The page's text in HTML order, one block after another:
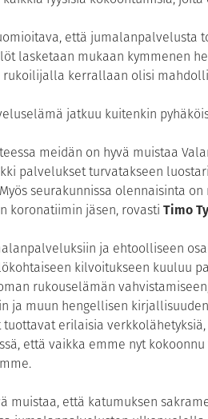
että jumalanpalvelusta
lasketaan mukaan kymmenen
kerrallaan olisi
jatkuu kuitenkin
meidän on hyvä muistaa
palvelukset turvatakseen
seurakunnissa olennaisinta
koronatiimin jäsen, rovasti Timo
ja ehtoolliseen
kilvoitukseen kuuluu
rukouselämän
ja muun hengellisen
erilaisia
että vaikka emme nyt
muistaa, että katumuksen